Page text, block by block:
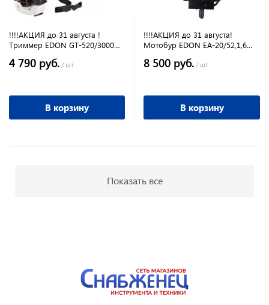
!!!!АКЦИЯ до 31 августа !
Триммер EDON GT-520/3000
леска, нож, не разб. штанга
4 790 руб. / шт
В корзину
!!!!АКЦИЯ до 31 августа!
Мотобур EDON EA-20/52,1,6
мин
8 500 руб. / шт
В корзину
Показать все